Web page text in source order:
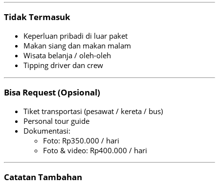
Tidak Termasuk
Keperluan pribadi di luar paket
Makan siang dan makan malam
Wisata belanja / oleh-oleh
Tipping driver dan crew
Bisa Request (Opsional)
Tiket transportasi (pesawat / kereta / bus)
Personal tour guide
Dokumentasi:
Foto: Rp350.000 / hari
Foto & video: Rp400.000 / hari
Catatan Tambahan